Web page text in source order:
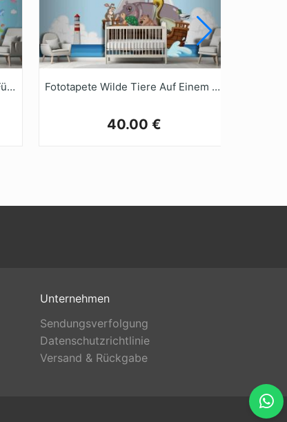
Fototapete Weltkarte Mit Tieren Für Kinder Fototapete Wilde Tiere Auf Einem Boot
40.00 €
Unternehmen
Sendungsverfolgung
Datenschutzrichtlinie
Versand & Rückgabe